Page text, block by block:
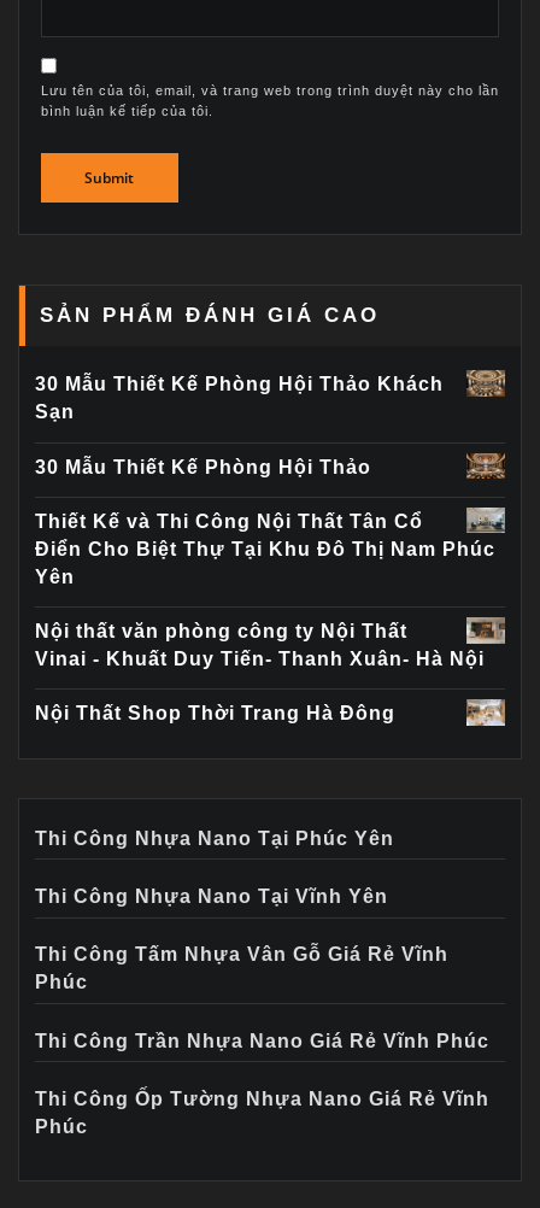
Lưu tên của tôi, email, và trang web trong trình duyệt này cho lần
bình luận kế tiếp của tôi.
SẢN PHẨM ĐÁNH GIÁ CAO
30 Mẫu Thiết Kế Phòng Hội Thảo Khách
Sạn
30 Mẫu Thiết Kế Phòng Hội Thảo
Thiết Kế và Thi Công Nội Thất Tân Cổ
Điển Cho Biệt Thự Tại Khu Đô Thị Nam Phúc
Yên
Nội thất văn phòng công ty Nội Thất
Vinai - Khuất Duy Tiến- Thanh Xuân- Hà Nội
Nội Thất Shop Thời Trang Hà Đông
Thi Công Nhựa Nano Tại Phúc Yên
Thi Công Nhựa Nano Tại Vĩnh Yên
Thi Công Tấm Nhựa Vân Gỗ Giá Rẻ Vĩnh
Phúc
Thi Công Trần Nhựa Nano Giá Rẻ Vĩnh Phúc
Thi Công Ốp Tường Nhựa Nano Giá Rẻ Vĩnh
Phúc